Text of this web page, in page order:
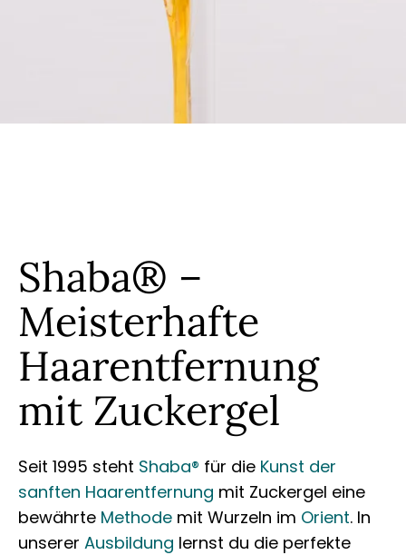
Shaba® –
Meisterhafte
Haarentfernung
mit Zuckergel
Seit 1995 steht Shaba® für die Kunst der
sanften Haarentfernung mit Zuckergel eine
bewährte Methode mit Wurzeln im Orient. In
unserer Ausbildung lernst du die perfekte